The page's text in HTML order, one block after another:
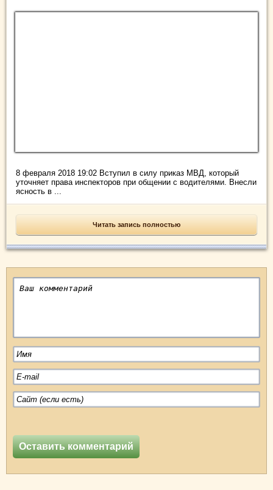
8 февраля 2018 19:02 Вступил в силу приказ МВД, который
уточняет права инспекторов при общении с водителями. Внесли
ясность в ...
Читать запись полностью